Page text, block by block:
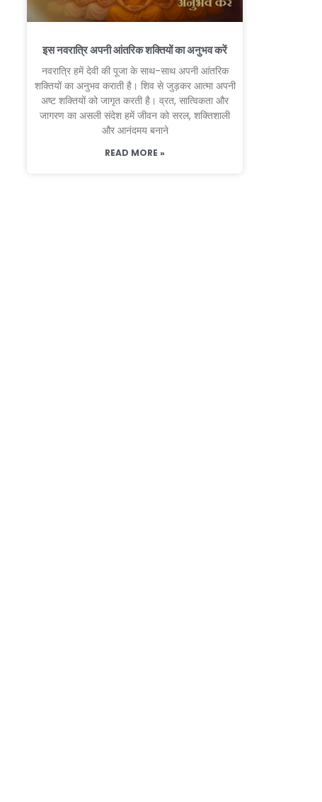
इस नवरात्रि अपनी आंतरिक शक्तियों का अनुभव करें
नवरात्रि हमें देवी की पूजा के साथ-साथ अपनी आंतरिक
शक्तियों का अनुभव कराती है। शिव से जुड़कर आत्मा अपनी
अष्ट शक्तियों को जागृत करती है। व्रत, सात्विकता और
जागरण का असली संदेश हमें जीवन को सरल, शक्तिशाली
और आनंदमय बनाने
READ MORE »